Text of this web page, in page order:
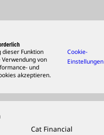
dieser Funktion
Verwendung von
und
akzeptieren.
Cookie-
Einstellungen
Cat Financial